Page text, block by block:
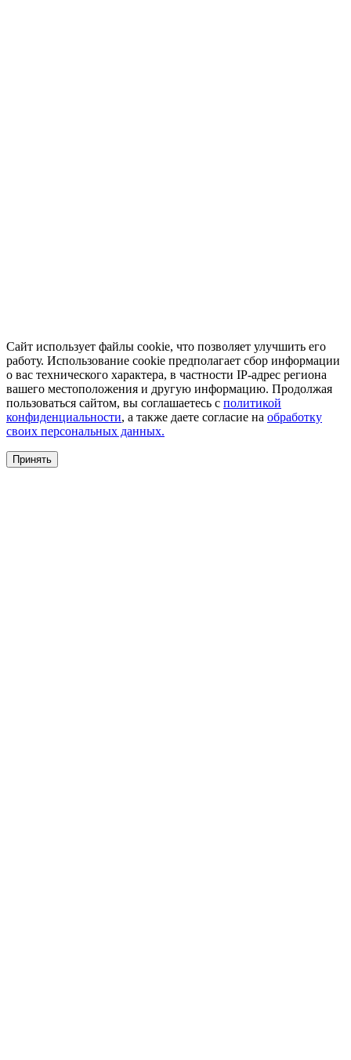
Сайт использует файлы cookie, что позволяет улучшить его
работу. Использование cookie предполагает сбор информации
о вас технического характера, в частности IP-адрес региона
вашего местоположения и другую информацию. Продолжая
пользоваться сайтом, вы соглашаетесь с политикой
конфиденциальности, а также даете согласие на обработку
своих персональных данных.
Принять